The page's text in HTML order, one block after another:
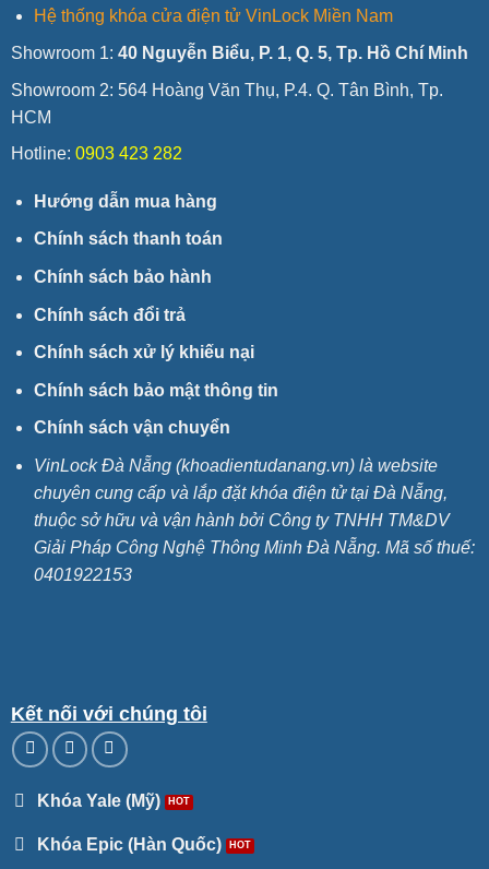
Hệ thống khóa cửa điện tử VinLock Miền Nam
Showroom 1: 40 Nguyễn Biểu, P. 1, Q. 5, Tp. Hồ Chí Minh
Showroom 2: 564 Hoàng Văn Thụ, P.4. Q. Tân Bình, Tp.
HCM
Hotline: 0903 423 282
Hướng dẫn mua hàng
Chính sách thanh toán
Chính sách bảo hành
Chính sách đổi trả
Chính sách xử lý khiếu nại
Chính sách bảo mật thông tin
Chính sách vận chuyển
VinLock Đà Nẵng (khoadientudanang.vn) là website
chuyên cung cấp và lắp đặt khóa điện tử tại Đà Nẵng,
thuộc sở hữu và vận hành bởi Công ty TNHH TM&DV
Giải Pháp Công Nghệ Thông Minh Đà Nẵng. Mã số thuế:
0401922153
Kết nối với chúng tôi
Khóa Yale (Mỹ)
Khóa Epic (Hàn Quốc)